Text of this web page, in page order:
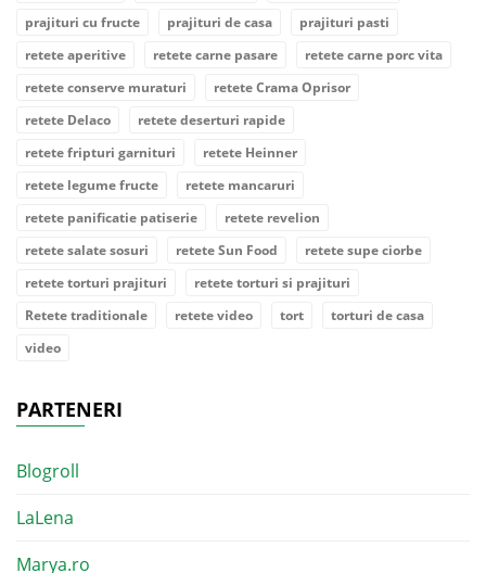
prajituri cu fructe
prajituri de casa
prajituri pasti
retete aperitive
retete carne pasare
retete carne porc vita
retete conserve muraturi
retete Crama Oprisor
retete Delaco
retete deserturi rapide
retete fripturi garnituri
retete Heinner
retete legume fructe
retete mancaruri
retete panificatie patiserie
retete revelion
retete salate sosuri
retete Sun Food
retete supe ciorbe
retete torturi prajituri
retete torturi si prajituri
Retete traditionale
retete video tort
torturi de casa
video
PARTENERI
Blogroll
LaLena
Marya.ro